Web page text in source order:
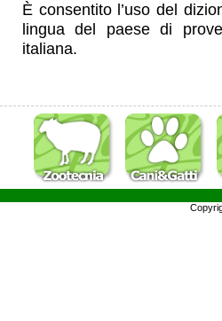
È consentito l’uso del
lingua del paese di
italiana.